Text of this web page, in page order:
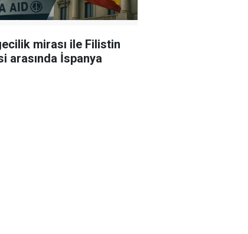
mirası ile Filistin
arasında İspanya